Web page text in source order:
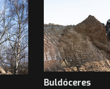
Buldóceres